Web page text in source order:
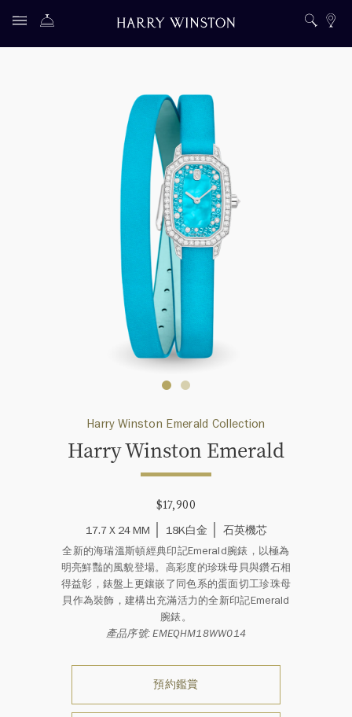
Harry Winston Emerald Collection
Harry Winston Emerald
$17,900
17.7 X 24 MM
18K白金 石英機芯
全新的海瑞溫斯頓經典印記Emerald腕錶，以極為
明亮鮮豔的風貌登場。高彩度的珍珠母貝與鑽石相
得益彰，錶盤上更鑲嵌了同色系的蛋面切工珍珠母
貝作為裝飾，建構出充滿活力的全新印記Emerald
腕錶。
產品序號: EMEQHM18WW014
預約鑑賞